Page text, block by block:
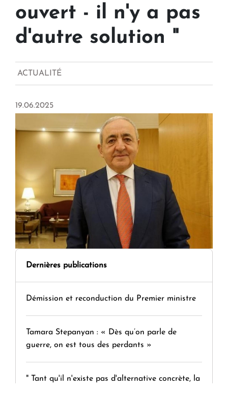
ouvert - il n'y a pas
d'autre solution "
ACTUALITÉ
19.06.2025
Dernières publications
Démission et reconduction du Premier ministre
Tamara Stepanyan : « Dès qu’on parle de
guerre, on est tous des perdants »
" Tant qu'il n'existe pas d'alternative concrète, la